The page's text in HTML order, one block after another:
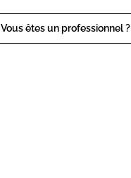
Vous êtes un professionnel ?